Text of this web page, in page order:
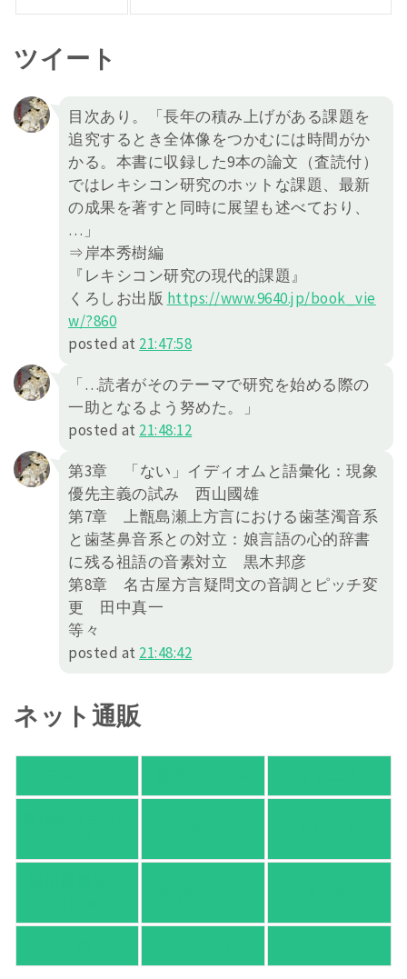
ツイート
目次あり。「長年の積み上げがある課題を
追究するとき全体像をつかむには時間がか
かる。本書に収録した9本の論文（査読付）
ではレキシコン研究のホットな課題、最新
の成果を著すと同時に展望も述べており、
…」
⇒岸本秀樹編
『レキシコン研究の現代的課題』
くろしお出版 https://www.9640.jp/book_vie
w/?860
posted at 21:47:58
「…読者がそのテーマで研究を始める際の
一助となるよう努めた。」
posted at 21:48:12
第3章 「ない」イディオムと語彙化：現象
優先主義の試み 西山國雄
第7章 上甑島瀬上方言における歯茎濁音系
と歯茎鼻音系との対立：娘言語の心的辞書
に残る祖語の音素対立 黒木邦彦
第8章 名古屋方言疑問文の音調とピッチ変
更 田中真一
等々
posted at 21:48:42
ネット通販